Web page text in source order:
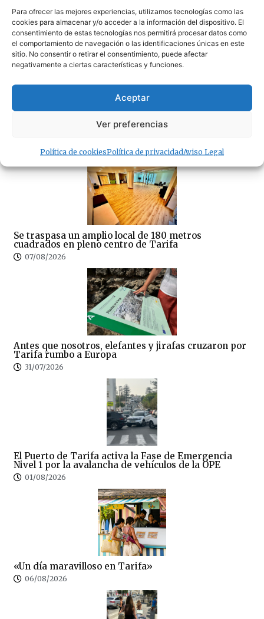
Para ofrecer las mejores experiencias, utilizamos tecnologías como las
cookies para almacenar y/o acceder a la información del dispositivo. El
consentimiento de estas tecnologías nos permitirá procesar datos como
el comportamiento de navegación o las identificaciones únicas en este
sitio. No consentir o retirar el consentimiento, puede afectar
negativamente a ciertas características y funciones.
Aceptar
Ver preferencias
Política de cookiesPolítica de privacidadAviso Legal
Se traspasa un amplio local de 180 metros
cuadrados en pleno centro de Tarifa
07/08/2026
Antes que nosotros, elefantes y jirafas cruzaron por
Tarifa rumbo a Europa
31/07/2026
El Puerto de Tarifa activa la Fase de Emergencia
Nivel 1 por la avalancha de vehículos de la OPE
01/08/2026
«Un día maravilloso en Tarifa»
06/08/2026